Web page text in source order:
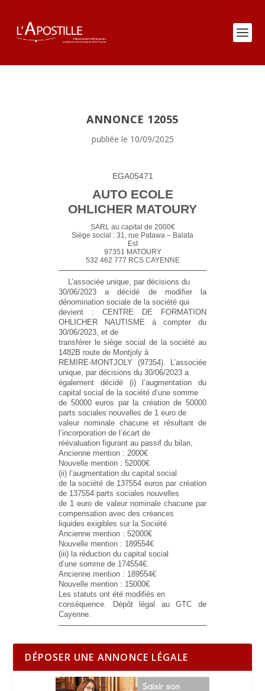
ANNONCE 12055
publiée le 10/09/2025
EGA05471
AUTO ECOLE
OHLICHER MATOURY
SARL au capital de 2000€
Siège social : 31, rue Patawa – Balata
Est
97351 MATOURY
532 462 777 RCS CAYENNE
L’associée unique, par décisions du
30/06/2023 a décidé de modifier la
dénomination sociale de la société qui
devient : CENTRE DE FORMATION
OHLICHER NAUTISME à compter du
30/06/2023, et de
transférer le siège social de la société au
1482B route de Montjoly à
REMIRE-MONTJOLY (97354). L’associée
unique, par décisions du 30/06/2023 a
également décidé (i) l’augmentation du
capital social de la société d’une somme
de 50000 euros par la création de 50000
parts sociales nouvelles de 1 euro de
valeur nominale chacune et résultant de
l’incorporation de l’écart de
réévaluation figurant au passif du bilan,
Ancienne mention : 2000€
Nouvelle mention : 52000€
(ii) l’augmentation du capital social
de la société de 137554 euros par création
de 137554 parts sociales nouvelles
de 1 euro de valeur nominale chacune par
compensation avec des créances
liquides exigibles sur la Société
Ancienne mention : 52000€
Nouvelle mention : 189554€
(iii) la réduction du capital social
d’une somme de 174554€.
Ancienne mention : 189554€
Nouvelle mention : 15000€
Les statuts ont été modifiés en
conséquence. Dépôt légal au GTC de
Cayenne.
DÉPOSER UNE ANNONCE LÉGALE